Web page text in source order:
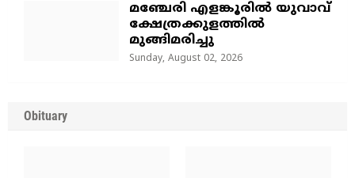
മഞ്ചേരി എളങ്കൂരിൽ യുവാവ്
ക്ഷേത്രക്കുളത്തിൽ
മുങ്ങിമരിച്ചു
Sunday, August 02, 2026
Obituary